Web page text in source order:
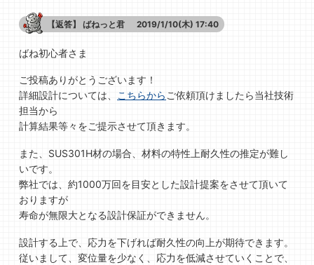
【返答】 ばねっと君 2019/1/10(木) 17:40
ばね初心者さま
ご投稿ありがとうございます！
詳細設計については、
こちらから ご依頼頂けましたら当社技術
担当から
計算結果等々をご提示させて頂きます。
また、SUS301H材の場合、材料の特性上耐久性の推定が難し
いです。
弊社では、約1000万回を目安とした設計提案をさせて頂いて
おりますが
寿命が無限大となる設計保証ができません。
設計する上で、応力を下げれば耐久性の向上が期待できます。
従いまして、変位量を少なく、応力を低減させていくことで、